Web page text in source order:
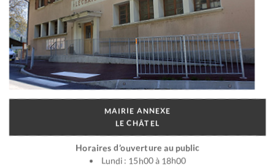
MAIRIE ANNEXE
LE CHÂTEL
Horaires d’ouverture au public
Lundi : 15h00 à 18h00